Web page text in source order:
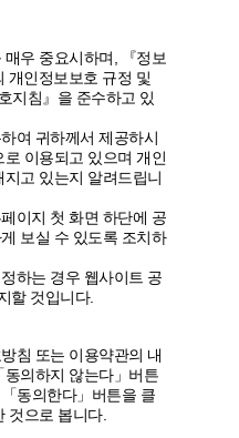
우 중요시하며, 『정보
개인정보보호 규정 및
지침』을 준수하고 있
여 귀하께서 제공하시
이용되고 있으며 개인
고 있는지 알려드립니
이지 첫 화면 하단에 공
보실 수 있도록 조치하
하는 경우 웹사이트 공
할 것입니다.
침 또는 이용약관의 내
의하지 않는다」버튼
동의한다」버튼을 클
것으로 봅니다.